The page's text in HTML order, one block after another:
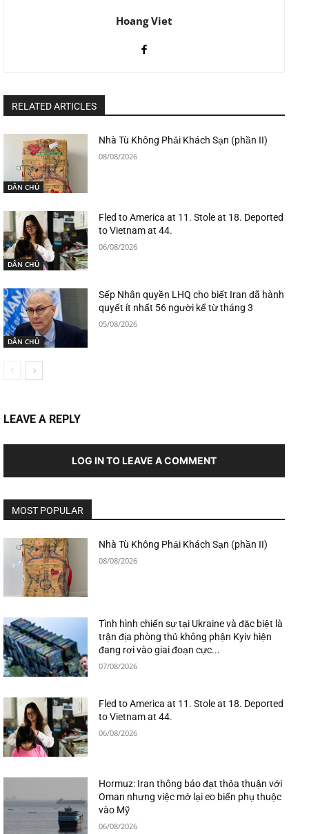
Hoang Viet
RELATED ARTICLES
DÂN CHỦ
Nhà Tù Không Phải Khách Sạn (phần II)
08/08/2026
DÂN CHỦ
Fled to America at 11. Stole at 18. Deported
to Vietnam at 44.
06/08/2026
DÂN CHỦ
Sếp Nhân quyền LHQ cho biết Iran đã hành
quyết ít nhất 56 người kể từ tháng 3
05/08/2026
LEAVE A REPLY
LOG IN TO LEAVE A COMMENT
MOST POPULAR
Nhà Tù Không Phải Khách Sạn (phần II)
08/08/2026
Tình hình chiến sự tại Ukraine và đặc biệt là
trận địa phòng thủ không phận Kyiv hiện
đang rơi vào giai đoạn cực...
07/08/2026
Fled to America at 11. Stole at 18. Deported
to Vietnam at 44.
06/08/2026
Hormuz: Iran thông báo đạt thỏa thuận với
Oman nhưng việc mở lại eo biển phụ thuộc
vào Mỹ
06/08/2026